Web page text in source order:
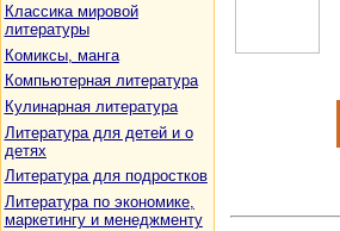
Классика мировой
литературы
Комиксы, манга
Компьютерная литература
Кулинарная литература
Литература для детей и о
детях
Литература для подростков
Литература по экономике,
маркетингу и менеджменту